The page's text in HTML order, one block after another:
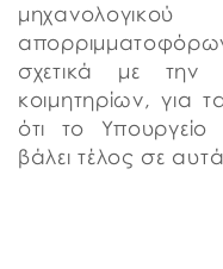
σχετικά με την
κοιμητηρίων, για
ότι το
βάλει τέλος σε